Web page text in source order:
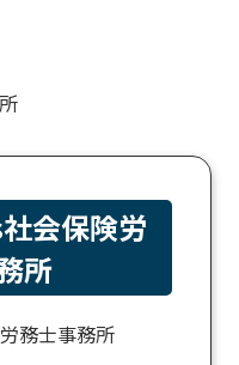
会保険労
所